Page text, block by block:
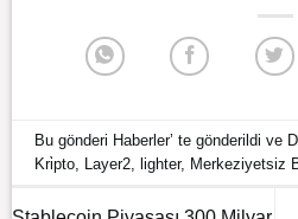
Bu gönderi Haberler’ te gönderildi ve
Kri̇pto Layer2 ,lighter, Merkeziyetsiz